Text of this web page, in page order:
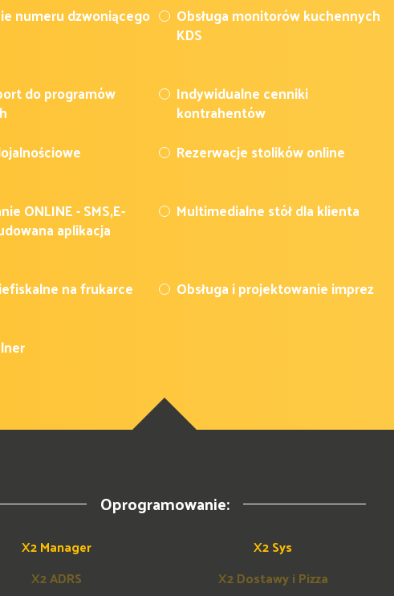
numeru dzwoniącego
Obsługa monitorów kuchennych
KDS
do programów
Indywidualne cenniki
kontrahentów
Rezerwacje stolików online
ONLINE - SMS,E-
aplikacja
Multimedialne stół dla klienta
na frukarce
Obsługa i projektowanie imprez
Oprogramowanie:
X2 Manager X2 Sys
X2 ADRS X2 Dostawy i Pizza